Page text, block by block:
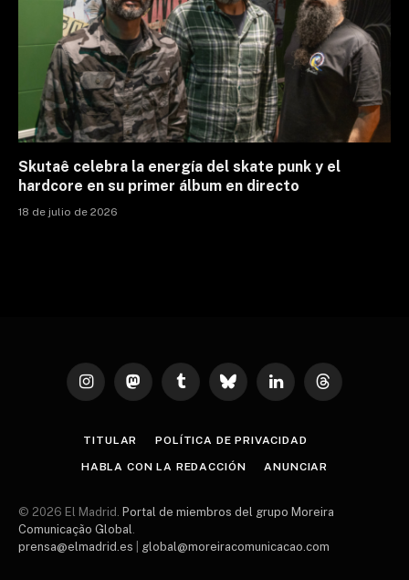
Skutaê celebra la energía del skate punk y el
hardcore en su primer álbum en directo
18 de julio de 2026
InstagramMastodonTumblr Bluesky LinkedInThreads
TITULAR POLÍTICA DE PRIVACIDAD
HABLA CON LA REDACCIÓN ANUNCIAR
© 2026 El Madrid. Portal de miembros del grupo Moreira
Comunicação Global.
prensa@elmadrid.es
global@moreiracomunicacao.com